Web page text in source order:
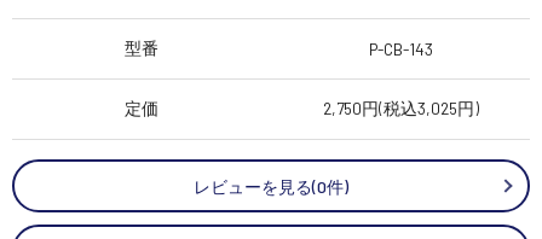
型番 P-CB-143
定価 2,750円(税込3,025円)
レビューを見る(0件)